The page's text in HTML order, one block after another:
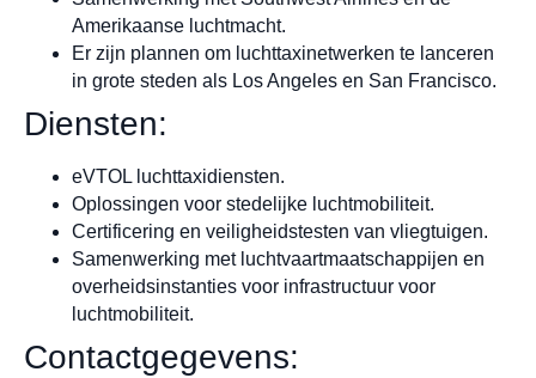
Amerikaanse luchtmacht.
Er zijn plannen om luchttaxinetwerken te lanceren
in grote steden als Los Angeles en San Francisco.
Diensten:
eVTOL luchttaxidiensten.
Oplossingen voor stedelijke luchtmobiliteit.
Certificering en veiligheidstesten van vliegtuigen.
Samenwerking met luchtvaartmaatschappijen en
overheidsinstanties voor infrastructuur voor
luchtmobiliteit.
Contactgegevens: